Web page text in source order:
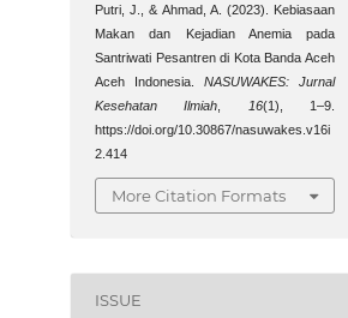
Putri, J., & Ahmad, A. (2023). Kebiasaan
Makan dan Kejadian Anemia pada
Santriwati Pesantren di Kota Banda Aceh
Aceh Indonesia. NASUWAKES: Jurnal
Kesehatan Ilmiah
16(1), 1–9.
https://doi.org/10.30867/nasuwakes.v16i
2.414
More Citation Formats
ISSUE